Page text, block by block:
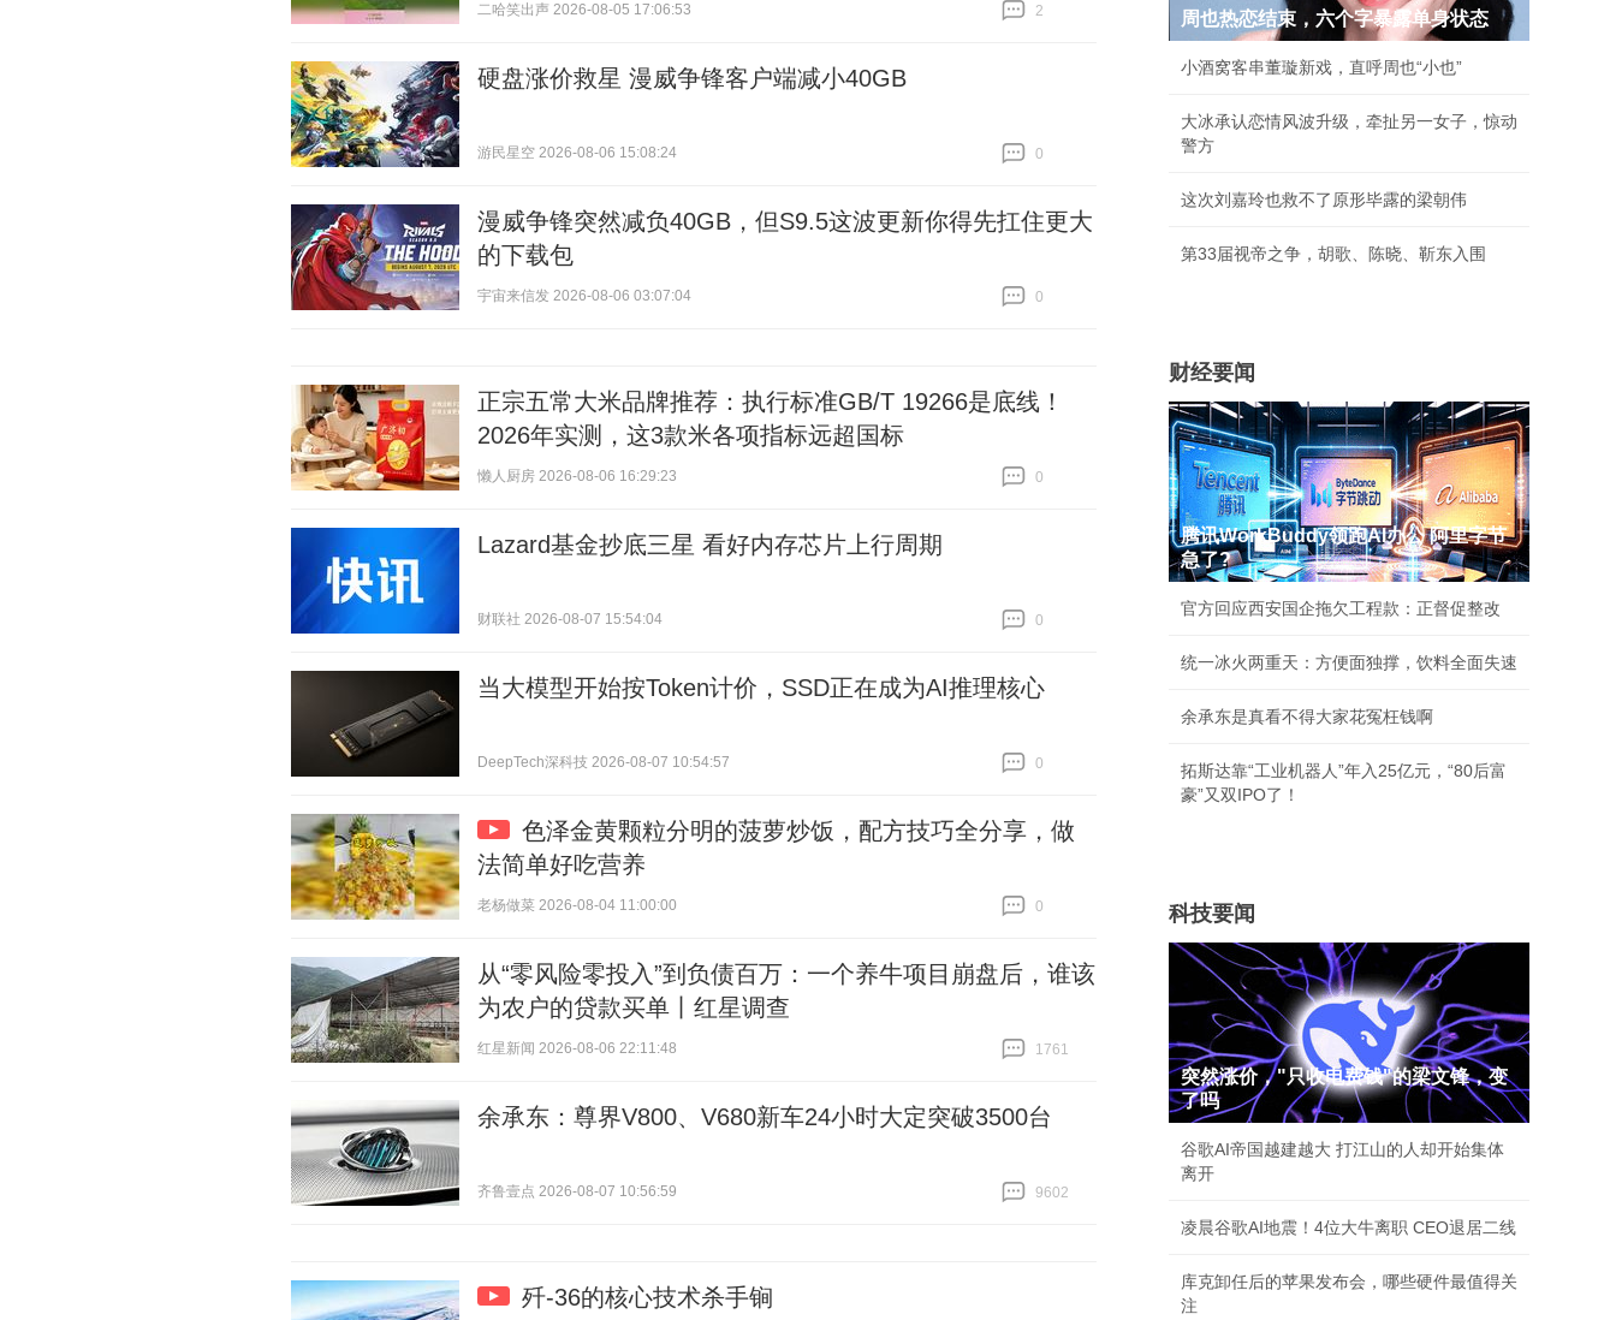
二哈笑出声 2026-08-05 17:06:53
2
硬盘涨价救星 漫威争锋客户端减小40GB
游民星空 2026-08-06 15:08:24
0
漫威争锋突然减负40GB，但S9.5这波更新你得先扛住更大
的下载包
宇宙来信发 2026-08-06 03:07:04
0
正宗五常大米品牌推荐：执行标准GB/T 19266是底线！
2026年实测，这3款米各项指标远超国标
懒人厨房 2026-08-06 16:29:23
0
Lazard基金抄底三星 看好内存芯片上行周期
财联社 2026-08-07 15:54:04
0
当大模型开始按Token计价，SSD正在成为AI推理核心
DeepTech深科技 2026-08-07 10:54:57
0
色泽金黄颗粒分明的菠萝炒饭，配方技巧全分享，做
法简单好吃营养
老杨做菜 2026-08-04 11:00:00
0
从“零风险零投入”到负债百万：一个养牛项目崩盘后，谁该
为农户的贷款买单丨红星调查
红星新闻 2026-08-06 22:11:48
1761
余承东：尊界V800、V680新车24小时大定突破3500台
齐鲁壹点 2026-08-07 10:56:59
9602
歼-36的核心技术杀手锏
周也热恋结束，六个字暴露单身状态
小酒窝客串董璇新戏，直呼周也“小也”
大冰承认恋情风波升级，牵扯另一女子，惊动
警方
这次刘嘉玲也救不了原形毕露的梁朝伟
第33届视帝之争，胡歌、陈晓、靳东入围
财经要闻
腾讯WorkBuddy领跑AI办公 阿里字节
急了?
官方回应西安国企拖欠工程款：正督促整改
统一冰火两重天：方便面独撑，饮料全面失速
余承东是真看不得大家花冤枉钱啊
拓斯达靠“工业机器人”年入25亿元，“80后富
豪”又双IPO了！
科技要闻
突然涨价，"只收电费钱"的梁文锋，变
了吗
谷歌AI帝国越建越大 打江山的人却开始集体
离开
凌晨谷歌AI地震！4位大牛离职 CEO退居二线
库克卸任后的苹果发布会，哪些硬件最值得关
注